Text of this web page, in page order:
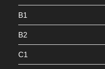
B1
B2
C1